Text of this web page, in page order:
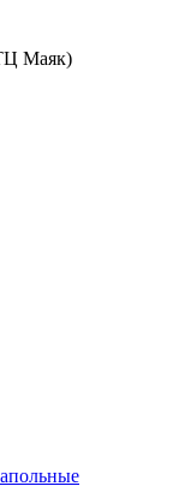
Маяк)